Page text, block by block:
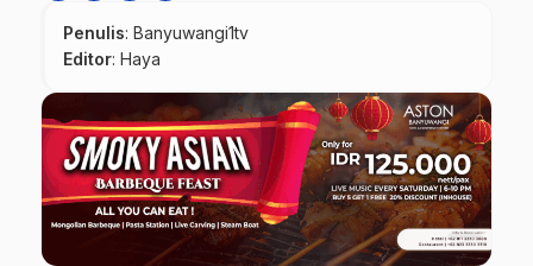
Penulis: Banyuwangi1tv
Editor: Haya